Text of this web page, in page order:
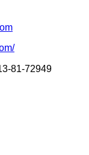
81-72949